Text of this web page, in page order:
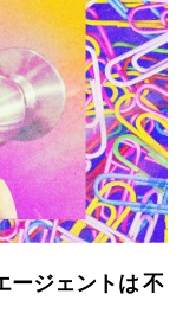
ージェントは不